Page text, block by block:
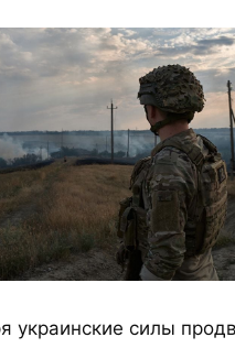
украинские силы